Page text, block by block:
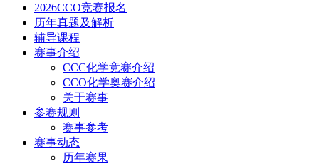
2026CCO竞赛报名
历年真题及解析
辅导课程
赛事介绍
CCC化学竞赛介绍
CCO化学奥赛介绍
关于赛事
参赛规则
赛事参考
赛事动态
历年赛果